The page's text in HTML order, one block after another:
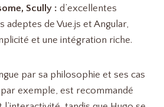
Scully : d’excellentes
de Vue.js et Angular,
et une intégration riche.
par sa philosophie et ses cas
par exemple, est recommandé